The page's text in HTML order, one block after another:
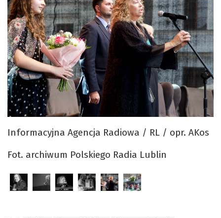
Informacyjna Agencja Radiowa / RL / opr. AKos
Fot. archiwum Polskiego Radia Lublin